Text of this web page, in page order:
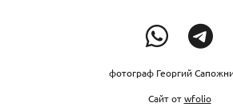
фотограф Георгий
Сайт отwfolio